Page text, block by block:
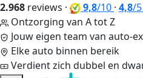
2.968 reviews · 9,8/10 · 4,8/5
Ontzorging van A tot Z
Jouw eigen team van auto-
Elke auto binnen bereik
Verdient zich dubbel en